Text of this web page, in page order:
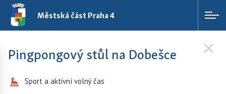
Městská část Praha 4
Pingpongový stůl na Dobešce
Sport a aktivní volný čas